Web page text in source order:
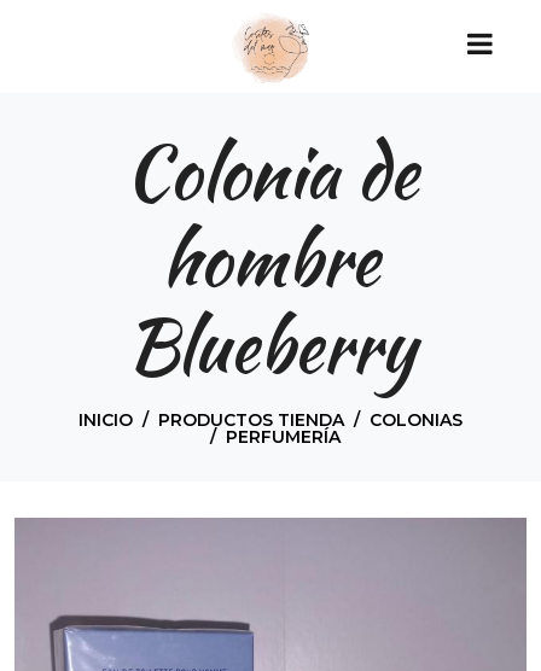
Colonia de
hombre
Blueberry
INICIO PRODUCTOS TIENDA COLONIAS
PERFUMERÍA